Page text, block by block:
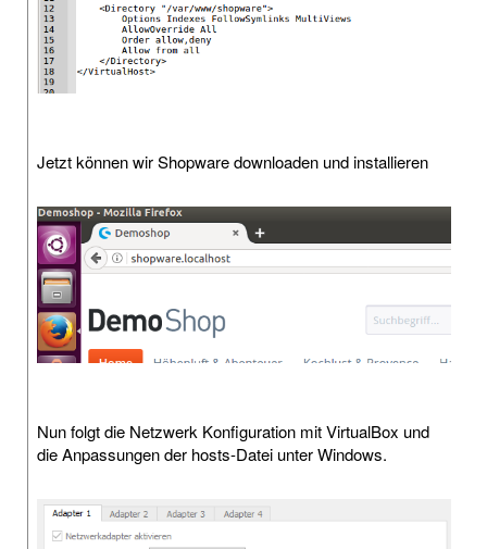
Jetzt können wir Shopware downloaden und installieren
Nun folgt die Netzwerk Konfiguration mit VirtualBox und
die Anpassungen der hosts-Datei unter Windows.